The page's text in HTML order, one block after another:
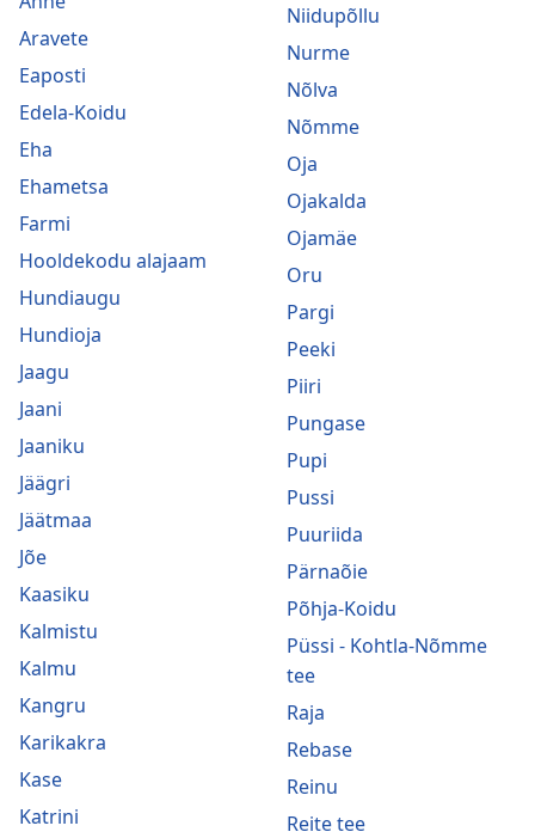
Aravete
Eaposti
Edela-Koidu
Eha
Ehametsa
Farmi
Hooldekodu alajaam
Hundiaugu
Hundioja
Jaagu
Jaani
Jaaniku
Jäägri
Jäätmaa
Jõe
Kaasiku
Kalmistu
Kalmu
Kangru
Karikakra
Kase
Katrini
Niidupõllu
Nurme
Nõlva
Nõmme
Oja
Ojakalda
Ojamäe
Oru
Pargi
Peeki
Piiri
Pungase
Pupi
Pussi
Puuriida
Pärnaõie
Põhja-Koidu
Püssi - Kohtla-Nõmme
tee
Raja
Rebase
Reinu
Reite tee